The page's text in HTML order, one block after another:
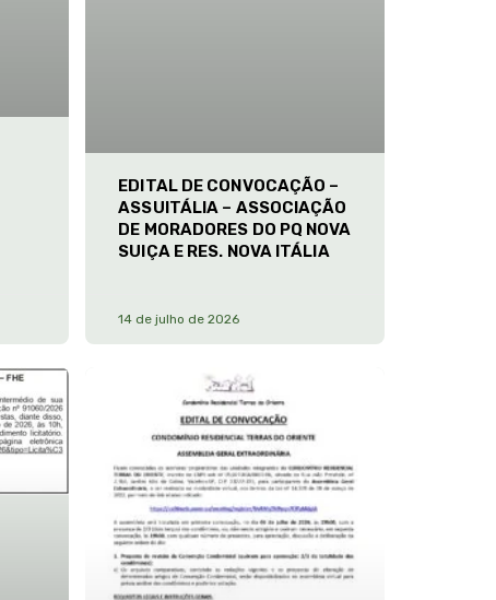
EDITAL DE CONVOCAÇÃO –
ASSUITÁLIA – ASSOCIAÇÃO
DE MORADORES DO PQ NOVA
SUIÇA E RES. NOVA ITÁLIA
14 de julho de 2026